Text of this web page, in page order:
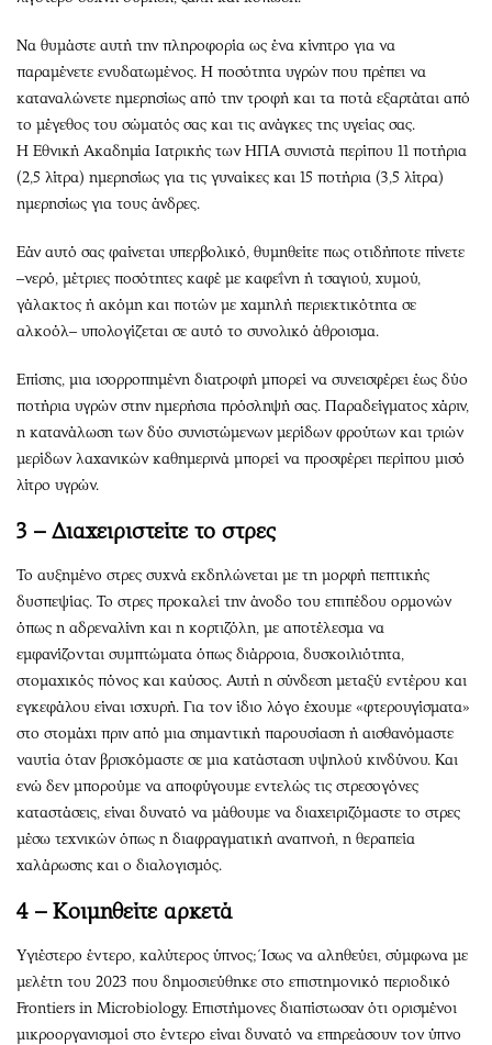
Να θυμάστε αυτή την πληροφορία ως ένα κίνητρο για να
παραμένετε ενυδατωμένος. Η ποσότητα υγρών που πρέπει να
καταναλώνετε ημερησίως από την τροφή και τα ποτά εξαρτάται από
το μέγεθος του σώματός σας και τις ανάγκες της υγείας σας.
Η Εθνική Ακαδημία Ιατρικής των ΗΠΑ συνιστά περίπου 11 ποτήρια
(2,5 λίτρα) ημερησίως για τις γυναίκες και 15 ποτήρια (3,5 λίτρα)
ημερησίως για τους άνδρες.
Εάν αυτό σας φαίνεται υπερβολικό, θυμηθείτε πως οτιδήποτε πίνετε
–νερό, μέτριες ποσότητες καφέ με καφεΐνη ή τσαγιού, χυμού,
γάλακτος ή ακόμη και ποτών με χαμηλή περιεκτικότητα σε
αλκοόλ– υπολογίζεται σε αυτό το συνολικό άθροισμα.
Επίσης, μια ισορροπημένη διατροφή μπορεί να συνεισφέρει έως δύο
ποτήρια υγρών στην ημερήσια πρόσληψή σας. Παραδείγματος χάριν,
η κατανάλωση των δύο συνιστώμενων μερίδων φρούτων και τριών
μερίδων λαχανικών καθημερινά μπορεί να προσφέρει περίπου μισό
λίτρο υγρών.
3 – Διαχειριστείτε το στρες
Το αυξημένο στρες συχνά εκδηλώνεται με τη μορφή πεπτικής
δυσπεψίας. Το στρες προκαλεί την άνοδο του επιπέδου ορμονών
όπως η αδρεναλίνη και η κορτιζόλη, με αποτέλεσμα να
εμφανίζονται συμπτώματα όπως διάρροια, δυσκοιλιότητα,
στομαχικός πόνος και καύσος. Αυτή η σύνδεση μεταξύ εντέρου και
εγκεφάλου είναι ισχυρή. Για τον ίδιο λόγο έχουμε «φτερουγίσματα»
στο στομάχι πριν από μια σημαντική παρουσίαση ή αισθανόμαστε
ναυτία όταν βρισκόμαστε σε μια κατάσταση υψηλού κινδύνου. Και
ενώ δεν μπορούμε να αποφύγουμε εντελώς τις στρεσογόνες
καταστάσεις, είναι δυνατό να μάθουμε να διαχειριζόμαστε το στρες
μέσω τεχνικών όπως η διαφραγματική αναπνοή, η θεραπεία
χαλάρωσης και ο διαλογισμός.
4 – Κοιμηθείτε αρκετά
Υγιέστερο έντερο, καλύτερος ύπνος; Ίσως να αληθεύει, σύμφωνα με
μελέτη του 2023 που δημοσιεύθηκε στο επιστημονικό περιοδικό
Frontiers in Microbiology. Επιστήμονες διαπίστωσαν ότι ορισμένοι
μικροοργανισμοί στο έντερο είναι δυνατό να επηρεάσουν τον ύπνο